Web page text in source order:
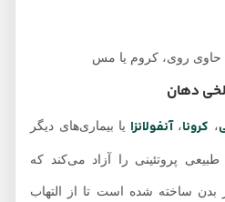
روی، کروم یا مس
،آنفولانزا یا بیماری‌های دیگر
پروتئینی را آزاد می‌کند که
شده است تا از التهاب